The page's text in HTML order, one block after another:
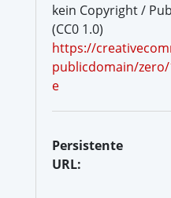
kein Copyright /
(CC0 1.0)
https://
publicdomain/
e
Persistente
URL: